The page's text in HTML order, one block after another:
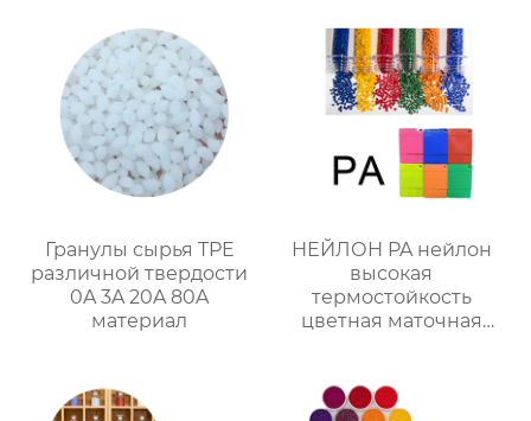
Гранулы сырья TPE
различной твердости
0A 3A 20A 80A
материал
НЕЙЛОН PA нейлон
высокая
термостойкость
цветная маточная